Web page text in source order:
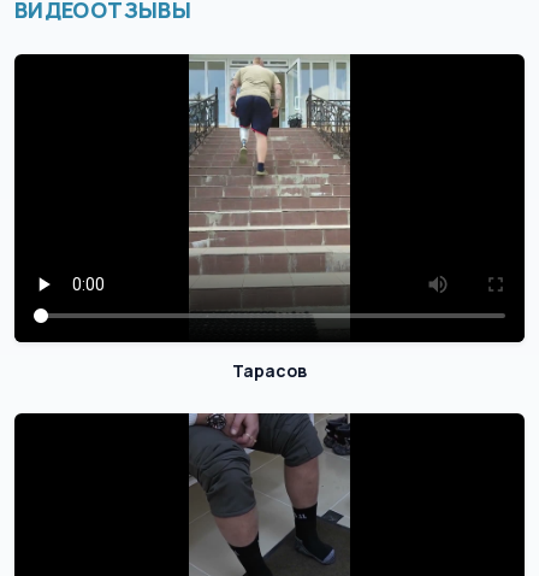
ВИДЕООТЗЫВЫ
Тарасов